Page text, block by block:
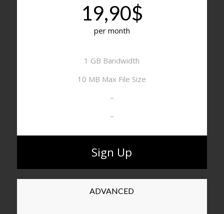
19,90$
per month
1 GB Bandwidth
10 MB Max File Size
–
–
Sign Up
ADVANCED